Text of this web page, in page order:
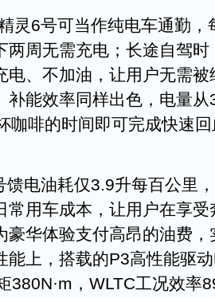
灵6号可当作纯电车通勤
两周无需充电；长途自驾
电、不加油，让用户无需
补能效率同样出色，电量
咖啡的时间即可完成快速
馈电油耗仅3.9升每百公里
常用车成本，让用户在享
豪华体验支付高昂的油费
能上，搭载的P3高性能驱
380N·m，WLTC工况效率